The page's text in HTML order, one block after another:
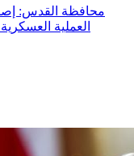
العملية